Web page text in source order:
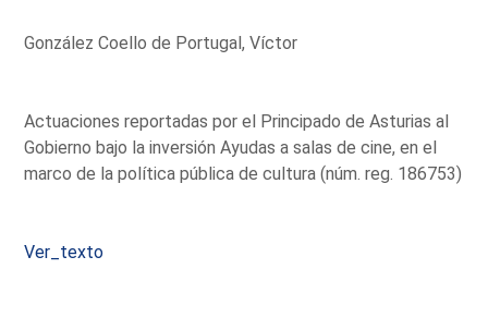
González Coello de Portugal, Víctor
Actuaciones reportadas por el Principado de Asturias al
Gobierno bajo la inversión Ayudas a salas de cine, en el
marco de la política pública de cultura (núm. reg. 186753)
Ver_texto